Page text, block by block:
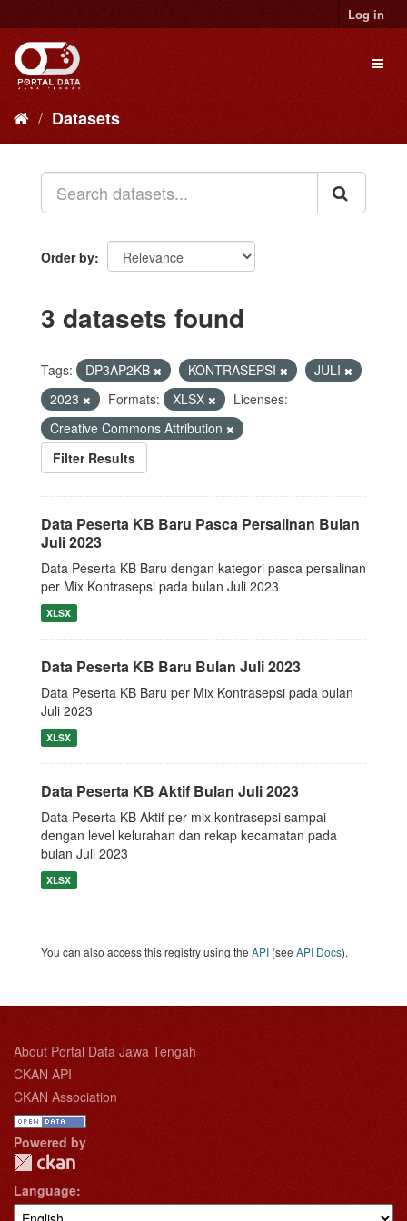
to
content
Log in
Datasets
Order by
3 datasets found
Tags: DP3AP2KB KONTRASEPSI
JULI
2023
Formats: XLSX
Licenses:
Creative Commons Attribution
Filter Results
Data Peserta KB Baru Pasca Persalinan Bulan
Juli 2023
Data Peserta KB Baru dengan kategori pasca persalinan
per Mix Kontrasepsi pada bulan Juli 2023
XLSX
Data Peserta KB Baru Bulan Juli 2023
Data Peserta KB Baru per Mix Kontrasepsi pada bulan
Juli 2023
XLSX
Data Peserta KB Aktif Bulan Juli 2023
Data Peserta KB Aktif per mix kontrasepsi sampai
dengan level kelurahan dan rekap kecamatan pada
bulan Juli 2023
XLSX
You can also access this registry using the API (see API Docs).
About Portal Data Jawa Tengah
CKAN API
CKAN Association
Powered by
Language